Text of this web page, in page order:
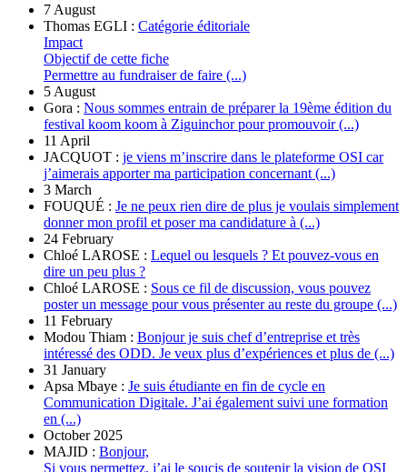
7 August
Thomas EGLI : Catégorie éditoriale
Impact
Objectif de cette fiche
Permettre au fundraiser de faire (...)
5 August
Gora : Nous sommes entrain de préparer la 19ème édition du
festival koom koom à Ziguinchor pour promouvoir (...)
11 April
JACQUOT : je viens m’inscrire dans le plateforme OSI car
j’aimerais apporter ma participation concernant (...)
3 March
FOUQUÉ : Je ne peux rien dire de plus je voulais simplement
donner mon profil et poser ma candidature à (...)
24 February
Chloé LAROSE : Lequel ou lesquels ? Et pouvez-vous en
dire un peu plus ?
Chloé LAROSE : Sous ce fil de discussion, vous pouvez
poster un message pour vous présenter au reste du groupe (...)
11 February
Modou Thiam : Bonjour je suis chef d’entreprise et très
intéressé des ODD. Je veux plus d’expériences et plus de (...)
31 January
Apsa Mbaye : Je suis étudiante en fin de cycle en
Communication Digitale. J’ai également suivi une formation
en (...)
October 2025
MAJID : Bonjour,
Si vous permettez, j’ai le soucis de soutenir la vision de OSI